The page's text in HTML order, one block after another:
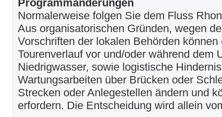
Programmänderungen
Normalerweise folgen Sie dem Fluss
Aus organisatorischen Gründen, wegen
Vorschriften der lokalen Behörden
Tourenverlauf vor und/oder während dem
Niedrigwasser, sowie logistische
Wartungsarbeiten über Brücken oder
Strecken oder Anlegestellen ändern und
erfordern. Die Entscheidung wird allein